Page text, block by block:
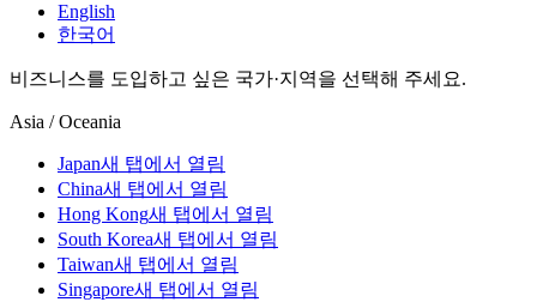
English
한국어
비즈니스를 도입하고 싶은 국가·지역을 선택해 주세요.
Asia / Oceania
Japan새 탭에서 열림
China새 탭에서 열림
Hong Kong새 탭에서 열림
South Korea새 탭에서 열림
Taiwan새 탭에서 열림
Singapore새 탭에서 열림